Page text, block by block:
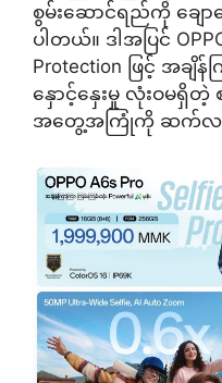
စွမ်းဆောင်ရည်ကို ချော
ပါတယ်။ ဒါအပြင်
Protection ဖြင့် အချိန်က
နှောင့်နှေးမှု လုံးဝမရှိတဲ့
အတွေ့အကြုံကို ဆက်လက်ပ